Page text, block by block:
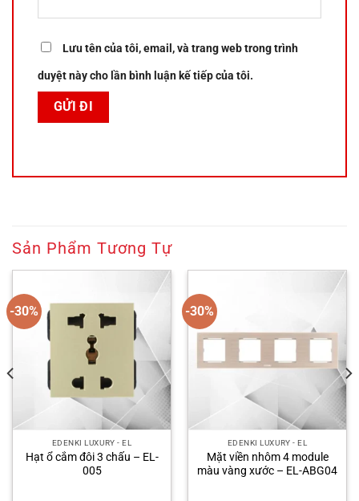
Lưu tên của tôi, email, và trang web trong trình
duyệt này cho lần bình luận kế tiếp của tôi.
Sản Phẩm Tương Tự
-30%
EDENKI LUXURY - EL
Hạt ổ cắm đôi 3 chấu – EL-
005
-30%
EDENKI LUXURY - EL
Mặt viền nhôm 4 module
màu vàng xước – EL-ABG04